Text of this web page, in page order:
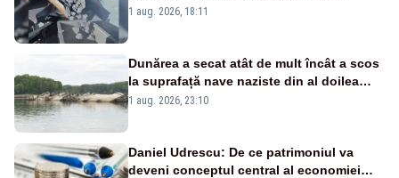
pasează vina în plină criză energetică
1 aug. 2026, 18:11
Dunărea a secat atât de mult încât a scos
la suprafață nave naziste din al doilea
război mondial
1 aug. 2026, 23:10
Daniel Udrescu: De ce patrimoniul va
deveni conceptul central al economiei